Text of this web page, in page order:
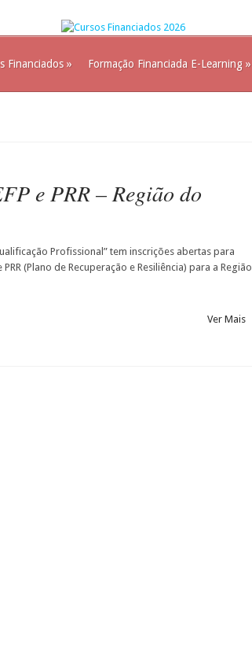
Financiados» Formação Financiada E-Learning »
e PRR – Região do
Profissional” tem inscrições abertas para
(Plano de Recuperação e Resiliência) para a Região
Ver Mais